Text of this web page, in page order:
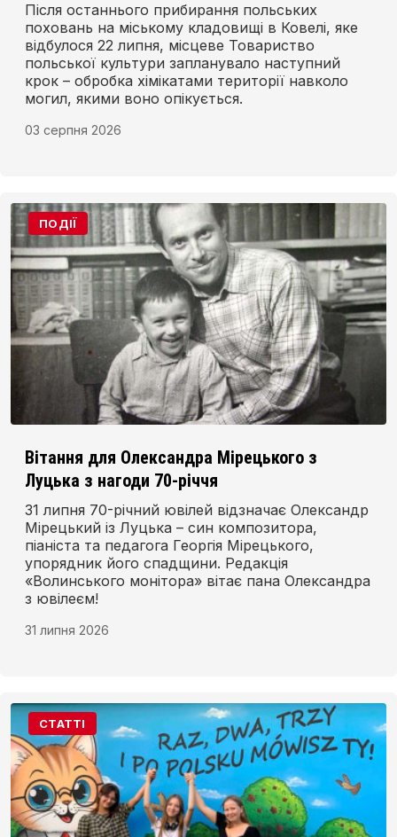
Після останнього прибирання польських
поховань на міському кладовищі в Ковелі, яке
відбулося 22 липня, місцеве Товариство
польської культури запланувало наступний
крок – обробка хімікатами території навколо
могил, якими воно опікується.
03 серпня 2026
ПОДІЇ
Вітання для Олександра Мірецького з
Луцька з нагоди 70-річчя
31 липня 70-річний ювілей відзначає Олександр
Мірецький із Луцька – син композитора,
піаніста та педагога Георгія Мірецького,
упорядник його спадщини. Редакція
«Волинського монітора» вітає пана Олександра
з ювілеєм!
31 липня 2026
СТАТТІ